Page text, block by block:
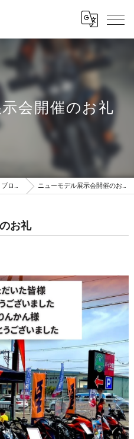
会開催のお礼
ブログ ニューモデル展示会開催のお礼
お礼